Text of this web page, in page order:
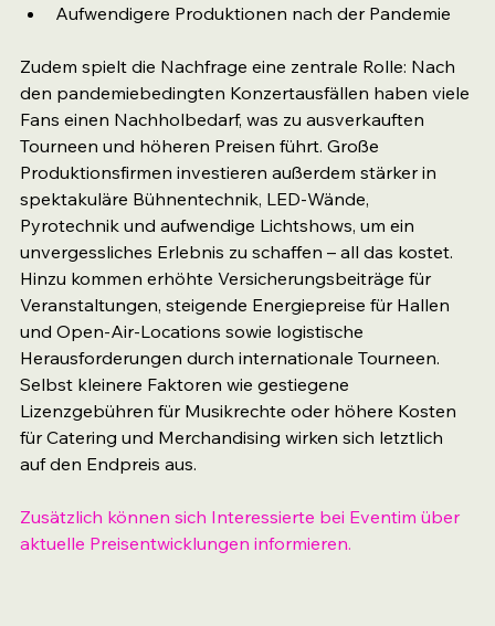
Aufwendigere Produktionen nach der Pandemie
Zudem spielt die Nachfrage eine zentrale Rolle: Nach
den pandemiebedingten Konzertausfällen haben viele
Fans einen Nachholbedarf, was zu ausverkauften
Tourneen und höheren Preisen führt. Große
Produktionsfirmen investieren außerdem stärker in
spektakuläre Bühnentechnik, LED-Wände,
Pyrotechnik und aufwendige Lichtshows, um ein
unvergessliches Erlebnis zu schaffen – all das kostet.
Hinzu kommen erhöhte Versicherungsbeiträge für
Veranstaltungen, steigende Energiepreise für Hallen
und Open-Air-Locations sowie logistische
Herausforderungen durch internationale Tourneen.
Selbst kleinere Faktoren wie gestiegene
Lizenzgebühren für Musikrechte oder höhere Kosten
für Catering und Merchandising wirken sich letztlich
auf den Endpreis aus.
Zusätzlich können sich Interessierte bei Eventim über
aktuelle Preisentwicklungen informieren.